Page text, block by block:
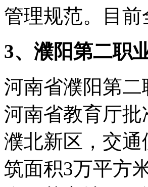
管理规范。目
3、濮阳第二职
河南省濮阳第
河南省教育厅
濮北新区，交
筑面积3万平方